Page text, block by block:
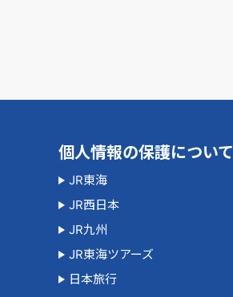
個人情報の保護について
JR東海
JR西日本
JR九州
JR東海ツアーズ
日本旅行